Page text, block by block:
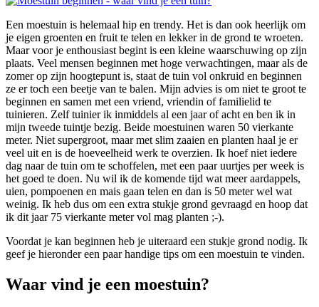
Een moestuin is helemaal hip en trendy. Het is dan ook heerlijk om
je eigen groenten en fruit te telen en lekker in de grond te wroeten.
Maar voor je enthousiast begint is een kleine waarschuwing op zijn
plaats. Veel mensen beginnen met hoge verwachtingen, maar als de
zomer op zijn hoogtepunt is, staat de tuin vol onkruid en beginnen
ze er toch een beetje van te balen. Mijn advies is om niet te groot te
beginnen en samen met een vriend, vriendin of familielid te
tuinieren. Zelf tuinier ik inmiddels al een jaar of acht en ben ik in
mijn tweede tuintje bezig. Beide moestuinen waren 50 vierkante
meter. Niet supergroot, maar met slim zaaien en planten haal je er
veel uit en is de hoeveelheid werk te overzien. Ik hoef niet iedere
dag naar de tuin om te schoffelen, met een paar uurtjes per week is
het goed te doen. Nu wil ik de komende tijd wat meer aardappels,
uien, pompoenen en mais gaan telen en dan is 50 meter wel wat
weinig. Ik heb dus om een extra stukje grond gevraagd en hoop dat
ik dit jaar 75 vierkante meter vol mag planten ;-).
Voordat je kan beginnen heb je uiteraard een stukje grond nodig. Ik
geef je hieronder een paar handige tips om een moestuin te vinden.
Waar vind je een moestuin?